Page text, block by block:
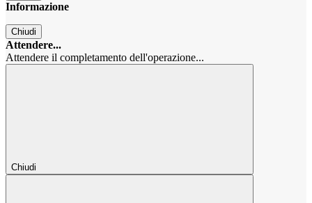
Informazione
Chiudi
Attendere...
Attendere il completamento dell'operazione...
Chiudi